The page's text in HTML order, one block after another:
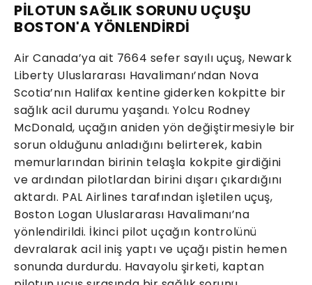
PİLOTUN SAĞLIK SORUNU UÇUŞU
BOSTON'A YÖNLENDİRDİ
Air Canada’ya ait 7664 sefer sayılı uçuş, Newark
Liberty Uluslararası Havalimanı’ndan Nova
Scotia’nın Halifax kentine giderken kokpitte bir
sağlık acil durumu yaşandı. Yolcu Rodney
McDonald, uçağın aniden yön değiştirmesiyle bir
sorun olduğunu anladığını belirterek, kabin
memurlarından birinin telaşla kokpite girdiğini
ve ardından pilotlardan birini dışarı çıkardığını
aktardı. PAL Airlines tarafından işletilen uçuş,
Boston Logan Uluslararası Havalimanı’na
yönlendirildi. İkinci pilot uçağın kontrolünü
devralarak acil iniş yaptı ve uçağı pistin hemen
sonunda durdurdu. Havayolu şirketi, kaptan